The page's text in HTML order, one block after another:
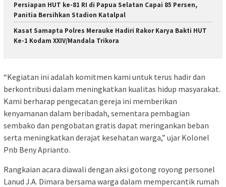
Persiapan HUT ke-81 RI di Papua Selatan Capai 85 Persen,
Panitia Bersihkan Stadion Katalpal
Kasat Samapta Polres Merauke Hadiri Rakor Karya Bakti HUT
Ke-1 Kodam XXIV/Mandala Trikora
“Kegiatan ini adalah komitmen kami untuk terus hadir dan
berkontribusi dalam meningkatkan kualitas hidup masyarakat.
Kami berharap pengecatan gereja ini memberikan
kenyamanan dalam beribadah, sementara pembagian
sembako dan pengobatan gratis dapat meringankan beban
serta meningkatkan derajat kesehatan warga,” ujar Kolonel
Pnb Beny Aprianto.
Rangkaian acara diawali dengan aksi gotong royong personel
Lanud J.A. Dimara bersama warga dalam mempercantik rumah